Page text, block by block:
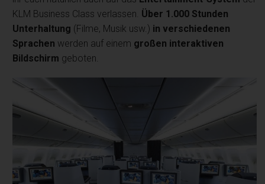
KLM Business Class verlassen. Über 1.000 Stunden
Unterhaltung (Filme, Musik usw.) in verschiedenen
Sprachen werden auf einem großen interaktiven
Bildschirm geboten.